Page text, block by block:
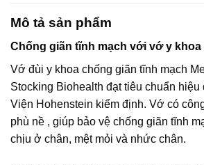
Mô tả sản phẩm
Chống giãn tĩnh mạch với vớ y khoa
Vớ đùi y khoa chống giãn tĩnh mạch
Stocking Biohealth đạt tiêu chuẩn hiệu
Viện Hohenstein kiểm định. Vớ có
phù nề , giúp bảo vệ chống giãn tĩnh
chịu ở chân, mệt mỏi và nhức chân.